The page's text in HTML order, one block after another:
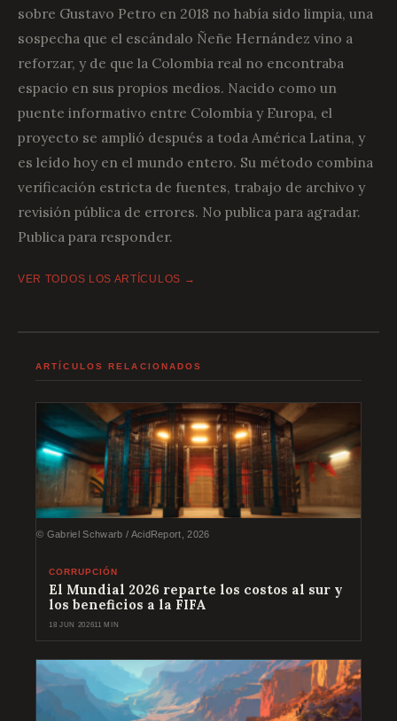
sobre Gustavo Petro en 2018 no había sido limpia, una
sospecha que el escándalo Ñeñe Hernández vino a
reforzar, y de que la Colombia real no encontraba
espacio en sus propios medios. Nacido como un
puente informativo entre Colombia y Europa, el
proyecto se amplió después a toda América Latina, y
es leído hoy en el mundo entero. Su método combina
verificación estricta de fuentes, trabajo de archivo y
revisión pública de errores. No publica para agradar.
Publica para responder.
VER TODOS LOS ARTÍCULOS →
ARTÍCULOS RELACIONADOS
© Gabriel Schwarb / AcidReport, 2026
CORRUPCIÓN
El Mundial 2026 reparte los costos al sur y
los beneficios a la FIFA
18 JUN 202611 MIN